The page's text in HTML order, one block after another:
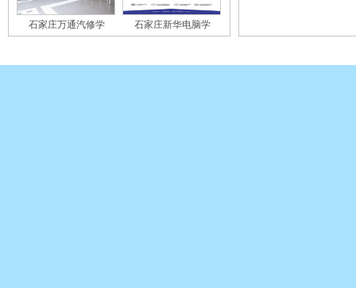
石家庄万通汽修学 石家庄新华电脑学